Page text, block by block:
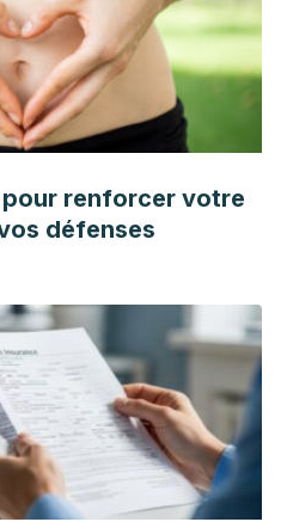
renforcer votre
défenses